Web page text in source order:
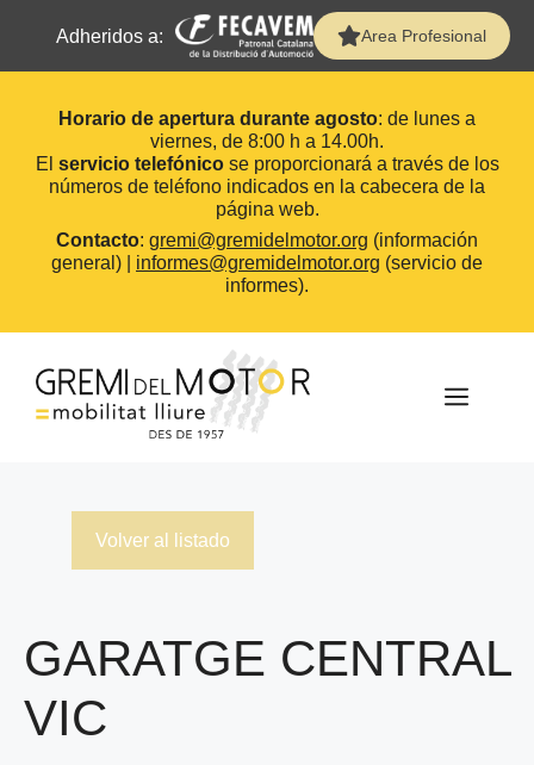
Adheridos a: Area Profesional
Horario de apertura durante agosto: de lunes a
viernes, de 8:00 h a 14.00h.
El servicio telefónicose proporcionará a través de los
números de teléfono indicados en la cabecera de la
página web.
Contacto: gremi@gremidelmotor.org (información
general) | informes@gremidelmotor.org (servicio de
informes).
contenido
Volver al listado
GARATGE CENTRAL
VIC